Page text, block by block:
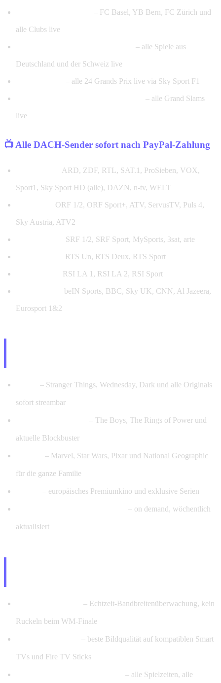
– FC Basel, YB Bern, FC Zürich und
alle Clubs live
– alle Spiele aus
Deutschland und der Schweiz live
– alle 24 Grands Prix live via Sky Sport F1
– alle Grand Slams
live
📺 Alle DACH-Sender sofort nach PayPal-Zahlung
ARD, ZDF, RTL, SAT.1, ProSieben, VOX,
Sport1, Sky Sport HD (alle), DAZN, n-tv, WELT
ORF 1/2, ORF Sport+, ATV, ServusTV, Puls 4,
Sky Austria, ATV2
SRF 1/2, SRF Sport, MySports, 3sat, arte
RTS Un, RTS Deux, RTS Sport
RSI LA 1, RSI LA 2, RSI Sport
beIN Sports, BBC, Sky UK, CNN, Al Jazeera,
Eurosport 1&2
– Stranger Things, Wednesday, Dark und alle Originals
sofort streambar
– The Boys, The Rings of Power und
aktuelle Blockbuster
– Marvel, Star Wars, Pixar und National Geographic
für die ganze Familie
– europäisches Premiumkino und exklusive Serien
– on demand, wöchentlich
aktualisiert
– Echtzeit-Bandbreitenüberwachung, kein
Ruckeln beim WM-Finale
– beste Bildqualität auf kompatiblen Smart
TVs und Fire TV Sticks
– alle Spielzeiten, alle